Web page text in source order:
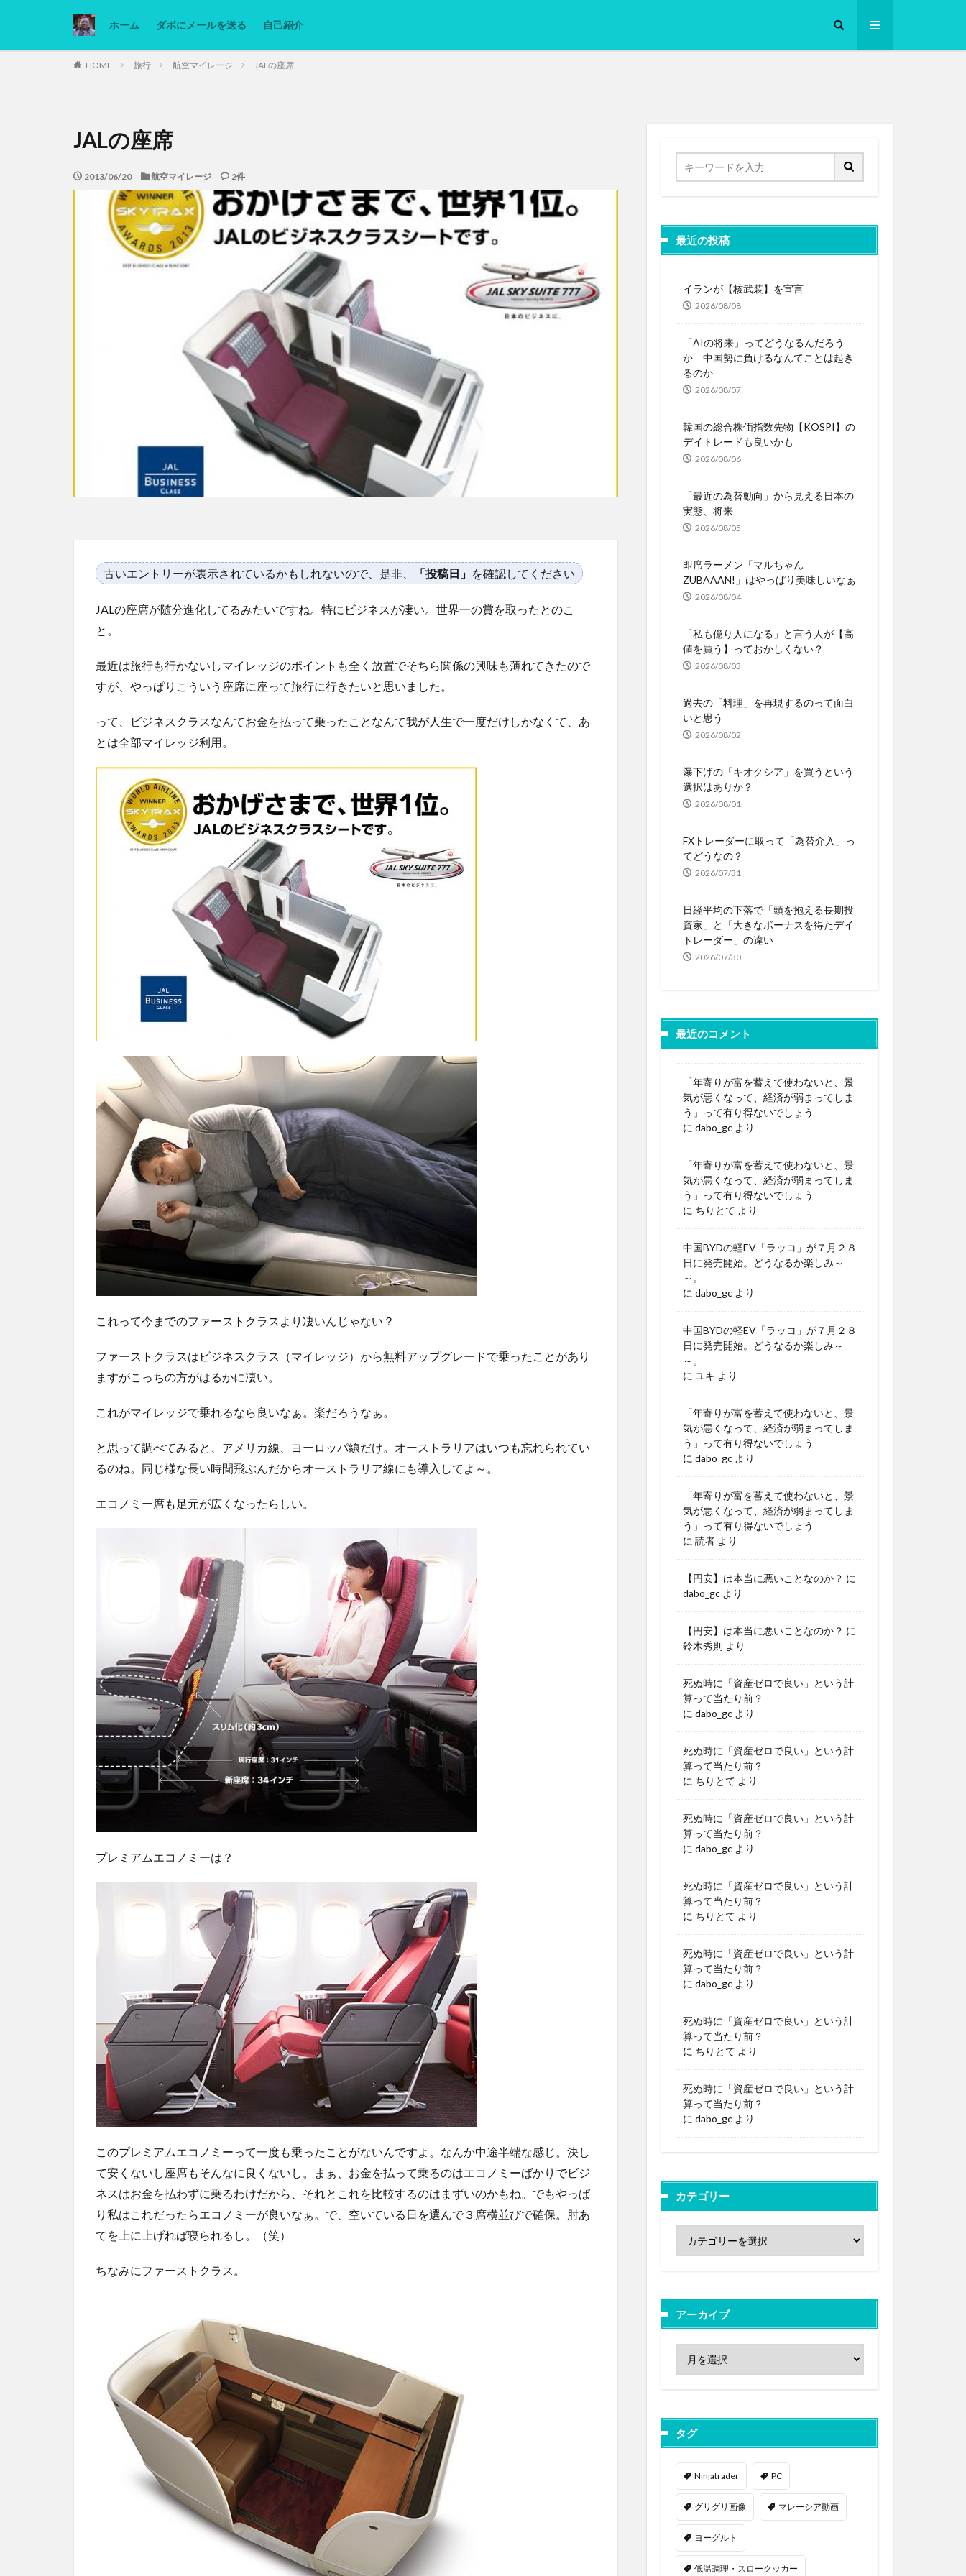
ホーム ダボにメールを送る 自己紹介
HOME 旅行 航空マイレージ JALの座席
JALの座席
2013/06/20 航空マイレージ 2件
古いエントリーが表示されているかもしれないので、是非、 「投稿日」 を確認してください
JALの座席が随分進化してるみたいですね。特にビジネスが凄い。世界一の賞を取ったとのこ
と。
最近は旅行も行かないしマイレッジのポイントも全く放置でそちら関係の興味も薄れてきたので
すが、やっぱりこういう座席に座って旅行に行きたいと思いました。
って、ビジネスクラスなんてお金を払って乗ったことなんて我が人生で一度だけしかなくて、あ
とは全部マイレッジ利用。
これって今までのファーストクラスより凄いんじゃない？
ファーストクラスはビジネスクラス（マイレッジ）から無料アップグレードで乗ったことがあり
ますがこっちの方がはるかに凄い。
これがマイレッジで乗れるなら良いなぁ。楽だろうなぁ。
と思って調べてみると、アメリカ線、ヨーロッパ線だけ。オーストラリアはいつも忘れられてい
るのね。同じ様な長い時間飛ぶんだからオーストラリア線にも導入してよ～。
エコノミー席も足元が広くなったらしい。
プレミアムエコノミーは？
このプレミアムエコノミーって一度も乗ったことがないんですよ。なんか中途半端な感じ。決し
て安くないし座席もそんなに良くないし。まぁ、お金を払って乗るのはエコノミーばかりでビジ
ネスはお金を払わずに乗るわけだから、それとこれを比較するのはまずいのかもね。でもやっぱ
り私はこれだったらエコノミーが良いなぁ。で、空いている日を選んで３席横並びで確保。肘あ
てを上に上げれば寝られるし。（笑）
ちなみにファーストクラス。
最近の投稿
イランが【核武装】を宣言
2026/08/08
「AIの将来」ってどうなるんだろう
か 中国勢に負けるなんてことは起き
るのか
2026/08/07
韓国の総合株価指数先物【KOSPI】の
デイトレードも良いかも
2026/08/06
「最近の為替動向」から見える日本の
実態、将来
2026/08/05
即席ラーメン「マルちゃん
ZUBAAAN!」はやっぱり美味しいなぁ
2026/08/04
「私も億り人になる」と言う人が【高
値を買う】っておかしくない？
2026/08/03
過去の「料理」を再現するのって面白
いと思う
2026/08/02
瀑下げの「キオクシア」を買うという
選択はありか？
2026/08/01
FXトレーダーに取って「為替介入」っ
てどうなの？
2026/07/31
日経平均の下落で「頭を抱える長期投
資家」と「大きなボーナスを得たデイ
トレーダー」の違い
2026/07/30
最近のコメント
「年寄りが富を蓄えて使わないと、景
気が悪くなって、経済が弱まってしま
う」って有り得ないでしょう
に dabo_gc より
「年寄りが富を蓄えて使わないと、景
気が悪くなって、経済が弱まってしま
う」って有り得ないでしょう
に ちりとて より
中国BYDの軽EV「ラッコ」が７月２８
日に発売開始。どうなるか楽しみ～
～。
に dabo_gc より
中国BYDの軽EV「ラッコ」が７月２８
日に発売開始。どうなるか楽しみ～
～。
に ユキ より
「年寄りが富を蓄えて使わないと、景
気が悪くなって、経済が弱まってしま
う」って有り得ないでしょう
に dabo_gc より
「年寄りが富を蓄えて使わないと、景
気が悪くなって、経済が弱まってしま
う」って有り得ないでしょう
に 読者 より
【円安】は本当に悪いことなのか？ に
dabo_gc より
【円安】は本当に悪いことなのか？ に
鈴木秀則 より
死ぬ時に「資産ゼロで良い」という計
算って当たり前？
に dabo_gc より
死ぬ時に「資産ゼロで良い」という計
算って当たり前？
に ちりとて より
死ぬ時に「資産ゼロで良い」という計
算って当たり前？
に dabo_gc より
死ぬ時に「資産ゼロで良い」という計
算って当たり前？
に ちりとて より
死ぬ時に「資産ゼロで良い」という計
算って当たり前？
に dabo_gc より
死ぬ時に「資産ゼロで良い」という計
算って当たり前？
に ちりとて より
死ぬ時に「資産ゼロで良い」という計
算って当たり前？
に dabo_gc より
カテゴリー
アーカイブ
タグ
Ninjatrader PC
グリグリ画像 マレーシア動画
ヨーグルト
低温調理・スロークッカー
カテゴリー
検索